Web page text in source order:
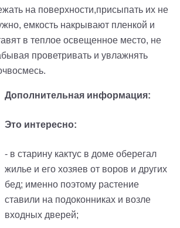
на поверхности,присыпать их не
емкость накрывают пленкой и
в теплое освещенное место, не
проветривать и увлажнять
Дополнительная информация:
Это интересно:
- в старину кактус в доме оберегал
жилье и его хозяев от воров и других
бед; именно поэтому растение
ставили на подоконниках и возле
входных дверей;